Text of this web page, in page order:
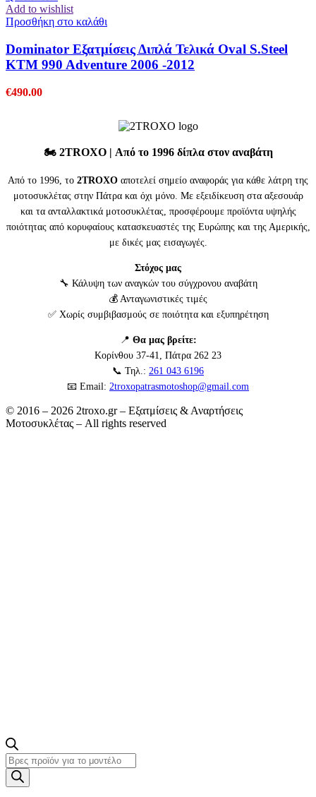
Add to wishlist
Προσθήκη στο καλάθι
Dominator Εξατμίσεις Διπλά Τελικά Oval S.Steel
KTM 990 Adventure 2006 -2012
€490.00
🏍️ 2TROXO| Από το 1996 δίπλα στον αναβάτη
Από το 1996, το 2TROXO αποτελεί σημείο αναφοράς για κάθε λάτρη της
μοτοσυκλέτας στην Πάτρα και όχι μόνο. Με εξειδίκευση στα αξεσουάρ
και τα ανταλλακτικά μοτοσυκλέτας, προσφέρουμε προϊόντα υψηλής
ποιότητας από κορυφαίους κατασκευαστές της Ευρώπης και της Αμερικής,
με δικές μας εισαγωγές.
Στόχος μας
🔧 Κάλυψη των αναγκών του σύγχρονου αναβάτη
💰 Ανταγωνιστικές τιμές
✅ Χωρίς συμβιβασμούς σε ποιότητα και εξυπηρέτηση
📍 Θα μας βρείτε:
Κορίνθου 37-41, Πάτρα 262 23
📞 Τηλ.: 261 043 6196
📧 Email: 2troxopatrasmotoshop@gmail.com
© 2016 – 2026 2troxo.gr – Εξατμίσεις & Αναρτήσεις
Μοτοσυκλέτας – All rights reserved
Products
search